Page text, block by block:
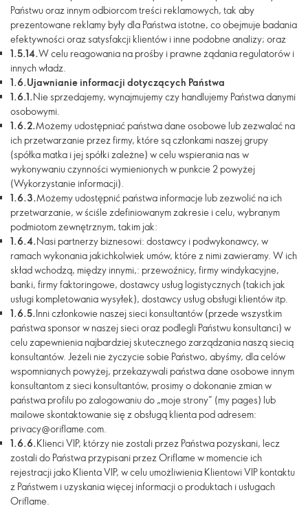
Państwu oraz innym odbiorcom treści reklamowych, tak aby
prezentowane reklamy były dla Państwa istotne, co obejmuje badania
efektywności oraz satysfakcji klientów i inne podobne analizy; oraz
1.5.14.W celu reagowania na prośby i prawne żądania regulatorów i
innych władz.
1.6.Ujawnianie informacji dotyczących Państwa
1.6.1.Nie sprzedajemy, wynajmujemy czy handlujemy Państwa danymi
osobowymi.
1.6.2.Możemy udostępniać państwa dane osobowe lub zezwalać na
ich przetwarzanie przez firmy, które są członkami naszej grupy
(spółka matka i jej spółki zależne) w celu wspierania nas w
wykonywaniu czynności wymienionych w punkcie 2 powyżej
(Wykorzystanie informacji).
1.6.3.Możemy udostępnić państwa informacje lub zezwolić na ich
przetwarzanie, w ściśle zdefiniowanym zakresie i celu, wybranym
podmiotom zewnętrznym, takim jak:
1.6.4.Nasi partnerzy biznesowi: dostawcy i podwykonawcy, w
ramach wykonania jakichkolwiek umów, które z nimi zawieramy. W ich
skład wchodzą, między innymi,: przewoźnicy, firmy windykacyjne,
banki, firmy faktoringowe, dostawcy usług logistycznych (takich jak
usługi kompletowania wysyłek), dostawcy usług obsługi klientów itp.
1.6.5.Inni członkowie naszej sieci konsultantów (przede wszystkim
państwa sponsor w naszej sieci oraz podlegli Państwu konsultanci) w
celu zapewnienia najbardziej skutecznego zarządzania naszą siecią
konsultantów. Jeżeli nie życzycie sobie Państwo, abyśmy, dla celów
wspomnianych powyżej, przekazywali państwa dane osobowe innym
konsultantom z sieci konsultantów, prosimy o dokonanie zmian w
państwa profilu po zalogowaniu do „moje strony” (my pages) lub
mailowe skontaktowanie się z obsługą klienta pod adresem:
privacy@oriflame.com.
1.6.6.Klienci VIP, którzy nie zostali przez Państwa pozyskani, lecz
zostali do Państwa przypisani przez Oriflame w momencie ich
rejestracji jako Klienta VIP, w celu umożliwienia Klientowi VIP kontaktu
z Państwem i uzyskania więcej informacji o produktach i usługach
Oriflame.